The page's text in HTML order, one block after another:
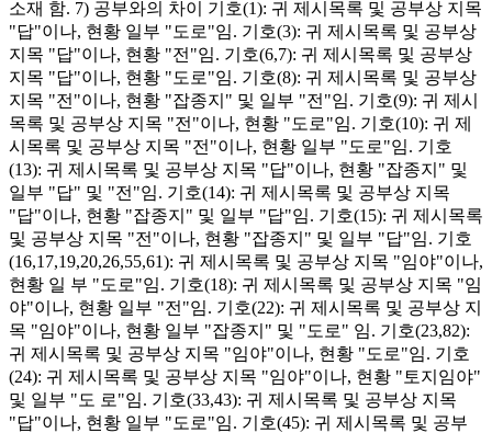
소재 함. 7) 공부와의 차이 기호(1): 귀 제시목록 및 공부상 지목
"답"이나, 현황 일부 "도로"임. 기호(3): 귀 제시목록 및 공부상
지목 "답"이나, 현황 "전"임. 기호(6,7): 귀 제시목록 및 공부상
지목 "답"이나, 현황 "도로"임. 기호(8): 귀 제시목록 및 공부상
지목 "전"이나, 현황 "잡종지" 및 일부 "전"임. 기호(9): 귀 제시
목록 및 공부상 지목 "전"이나, 현황 "도로"임. 기호(10): 귀 제
시목록 및 공부상 지목 "전"이나, 현황 일부 "도로"임. 기호
(13): 귀 제시목록 및 공부상 지목 "답"이나, 현황 "잡종지" 및
일부 "답" 및 "전"임. 기호(14): 귀 제시목록 및 공부상 지목
"답"이나, 현황 "잡종지" 및 일부 "답"임. 기호(15): 귀 제시목록
및 공부상 지목 "전"이나, 현황 "잡종지" 및 일부 "답"임. 기호
(16,17,19,20,26,55,61): 귀 제시목록 및 공부상 지목 "임야"이나,
현황 일 부 "도로"임. 기호(18): 귀 제시목록 및 공부상 지목 "임
야"이나, 현황 일부 "전"임. 기호(22): 귀 제시목록 및 공부상 지
목 "임야"이나, 현황 일부 "잡종지" 및 "도로" 임. 기호(23,82):
귀 제시목록 및 공부상 지목 "임야"이나, 현황 "도로"임. 기호
(24): 귀 제시목록 및 공부상 지목 "임야"이나, 현황 "토지임야"
및 일부 "도 로"임. 기호(33,43): 귀 제시목록 및 공부상 지목
"답"이나, 현황 일부 "도로"임. 기호(45): 귀 제시목록 및 공부